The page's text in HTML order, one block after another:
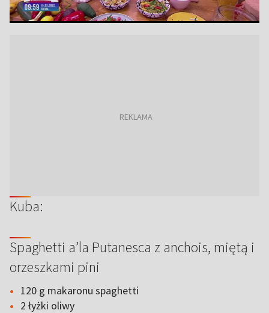
Kuba:
Spaghetti a’la Putanesca z anchois, miętą i
orzeszkami pini
120 g makaronu spaghetti
2 łyżki oliwy